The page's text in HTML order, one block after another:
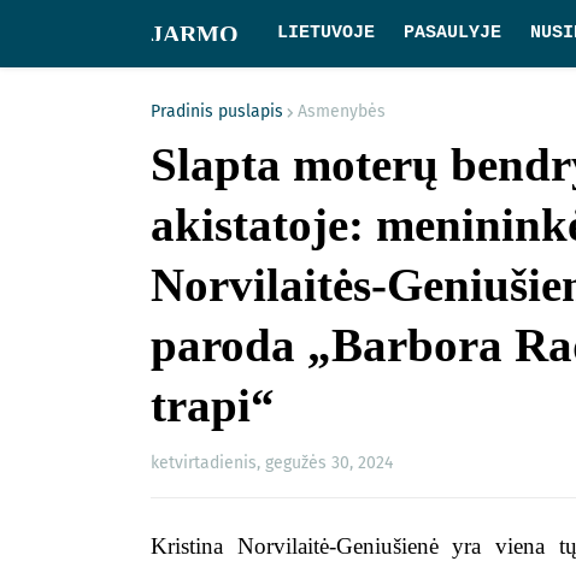
JARMO LIETUVOJE PASAULYJE
Pradinis puslapis Asmenybės
Slapta moterų
akistatoje:
Norvilaitės-
paroda „Barbora
trapi“
ketvirtadienis, gegužės 30, 2024
Kristina Norvilaitė-Geniušienė yra